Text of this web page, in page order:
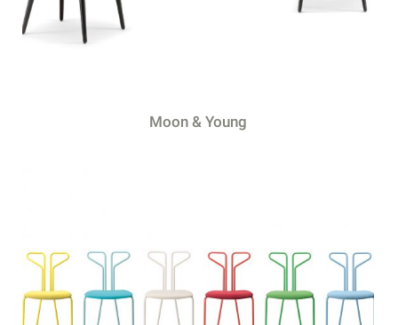
Moon & Young